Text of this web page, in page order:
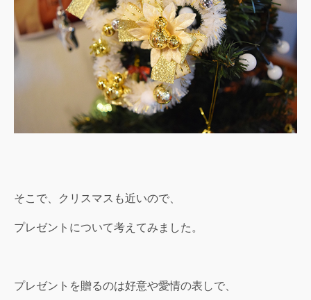
そこで、クリスマスも近いので、
プレゼントについて考えてみました。
プレゼントを贈るのは好意や愛情の表しで、